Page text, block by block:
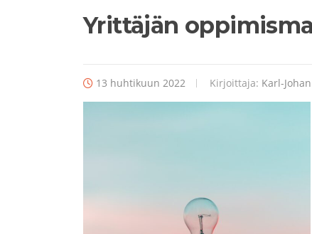
Yrittäjän
13 huhtikuun 2022 Kirjoittaja: Karl-